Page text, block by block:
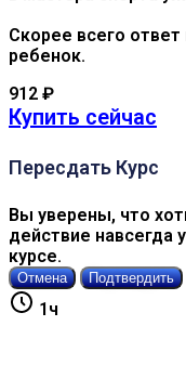
Скорее всего
ребенок.
912 ₽
Купить сейчас
Пересдать Курс
Вы уверены, что
действие навсегда
курсе.
Отмена Подтвердить
1ч